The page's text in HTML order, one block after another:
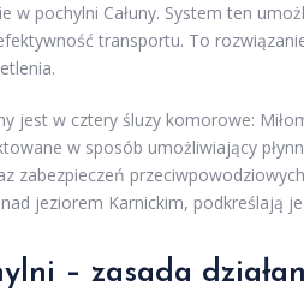
w pochylni Całuny. System ten
transportu. To
jest w cztery śluzy komorowe:
w sposób umożliwiający
zabezpieczeń
jeziorem Karnickim, podkreślają
– zasada